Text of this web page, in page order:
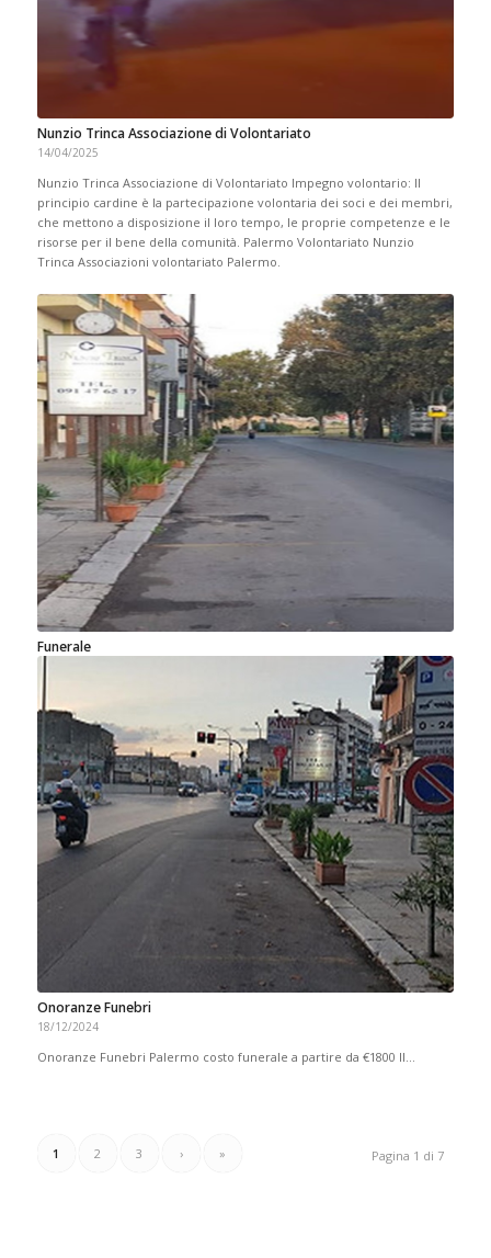
Nunzio Trinca Associazione di Volontariato
14/04/2025
Nunzio Trinca Associazione di Volontariato Impegno volontario: Il
principio cardine è la partecipazione volontaria dei soci e dei membri,
che mettono a disposizione il loro tempo, le proprie competenze e le
risorse per il bene della comunità. Palermo Volontariato Nunzio
Trinca Associazioni volontariato Palermo.
Funerale
Onoranze Funebri
18/12/2024
Onoranze Funebri Palermo costo funerale a partire da €1800 Il…
Pagina 1 di 7
1 2 3 › »